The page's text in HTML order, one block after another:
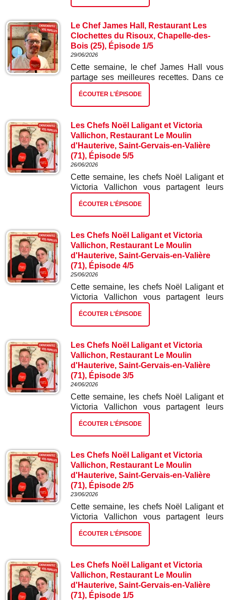
Le Chef James Hall, Restaurant Les
Clochettes du Risoux, Chapelle-des-
Bois (25), Épisode 1/5
29/06/2026
Cette semaine, le chef James Hall vous
partage ses meilleures recettes. Dans ce
premier épisode : blinis et mousse de truite
fumée.
ÉCOUTER L'ÉPISODE
Les Chefs Noël Laligant et Victoria
Vallichon, Restaurant Le Moulin
d'Hauterive, Saint-Gervais-en-Valière
(71), Épisode 5/5
26/06/2026
Cette semaine, les chefs Noël Laligant et
Victoria Vallichon vous partagent leurs
meilleures recettes. Dans ce cinquième et
dernier épisode : nougat glacé.
ÉCOUTER L'ÉPISODE
Les Chefs Noël Laligant et Victoria
Vallichon, Restaurant Le Moulin
d'Hauterive, Saint-Gervais-en-Valière
(71), Épisode 4/5
25/06/2026
Cette semaine, les chefs Noël Laligant et
Victoria Vallichon vous partagent leurs
meilleures recettes. Dans ce quatrième
épisode : poitrine de porc confite.
ÉCOUTER L'ÉPISODE
Les Chefs Noël Laligant et Victoria
Vallichon, Restaurant Le Moulin
d'Hauterive, Saint-Gervais-en-Valière
(71), Épisode 3/5
24/06/2026
Cette semaine, les chefs Noël Laligant et
Victoria Vallichon vous partagent leurs
meilleures recettes. Dans ce troisième
épisode : la pochouse.
ÉCOUTER L'ÉPISODE
Les Chefs Noël Laligant et Victoria
Vallichon, Restaurant Le Moulin
d'Hauterive, Saint-Gervais-en-Valière
(71), Épisode 2/5
23/06/2026
Cette semaine, les chefs Noël Laligant et
Victoria Vallichon vous partagent leurs
meilleures recettes. Dans ce deuxième
épisode : œufs en meurette sauce joue de
bœuf.
ÉCOUTER L'ÉPISODE
Les Chefs Noël Laligant et Victoria
Vallichon, Restaurant Le Moulin
d'Hauterive, Saint-Gervais-en-Valière
(71), Épisode 1/5